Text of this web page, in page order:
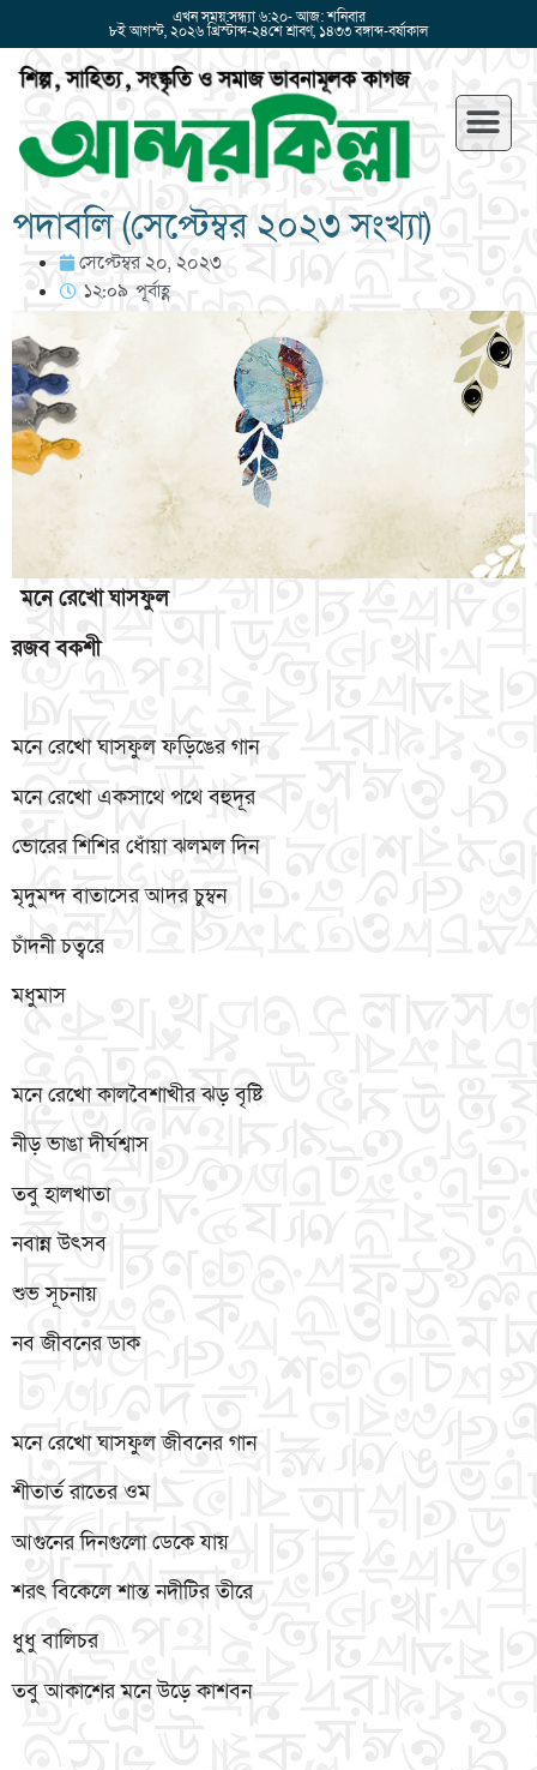
এখন সময়:সন্ধ্যা ৬:২০- আজ: শনিবার
৮ই আগস্ট, ২০২৬ খ্রিস্টাব্দ-২৪শে শ্রাবণ, ১৪৩৩ বঙ্গাব্দ-বর্ষাকাল
পদাবলি (সেপ্টেম্বর ২০২৩ সংখ্যা)
সেপ্টেম্বর ২০, ২০২৩
১২:০৯ পূর্বাহ্ণ
মনে রেখো ঘাসফুল
রজব বকশী
মনে রেখো ঘাসফুল ফড়িঙের গান
মনে রেখো একসাথে পথে বহুদূর
ভোরের শিশির ধোঁয়া ঝলমল দিন
মৃদুমন্দ বাতাসের আদর চুম্বন
চাঁদনী চত্বরে
মধুমাস
মনে রেখো কালবৈশাখীর ঝড় বৃষ্টি
নীড় ভাঙা দীর্ঘশ্বাস
তবু হালখাতা
নবান্ন উৎসব
শুভ সূচনায়
নব জীবনের ডাক
মনে রেখো ঘাসফুল জীবনের গান
শীতার্ত রাতের ওম
আগুনের দিনগুলো ডেকে যায়
শরৎ বিকেলে শান্ত নদীটির তীরে
ধুধু বালিচর
তবু আকাশের মনে উড়ে কাশবন